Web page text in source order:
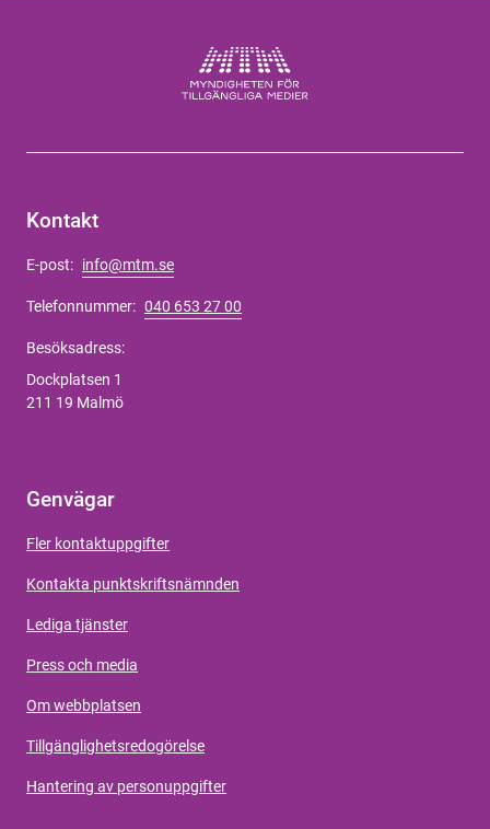
Kontakt
E-post: info@mtm.se
Telefonnummer: 040 653 27 00
Besöksadress:
Dockplatsen 1
211 19 Malmö
Genvägar
Fler kontaktuppgifter
Kontakta punktskriftsnämnden
Lediga tjänster
Press och media
Om webbplatsen
Tillgänglighetsredogörelse
Hantering av personuppgifter